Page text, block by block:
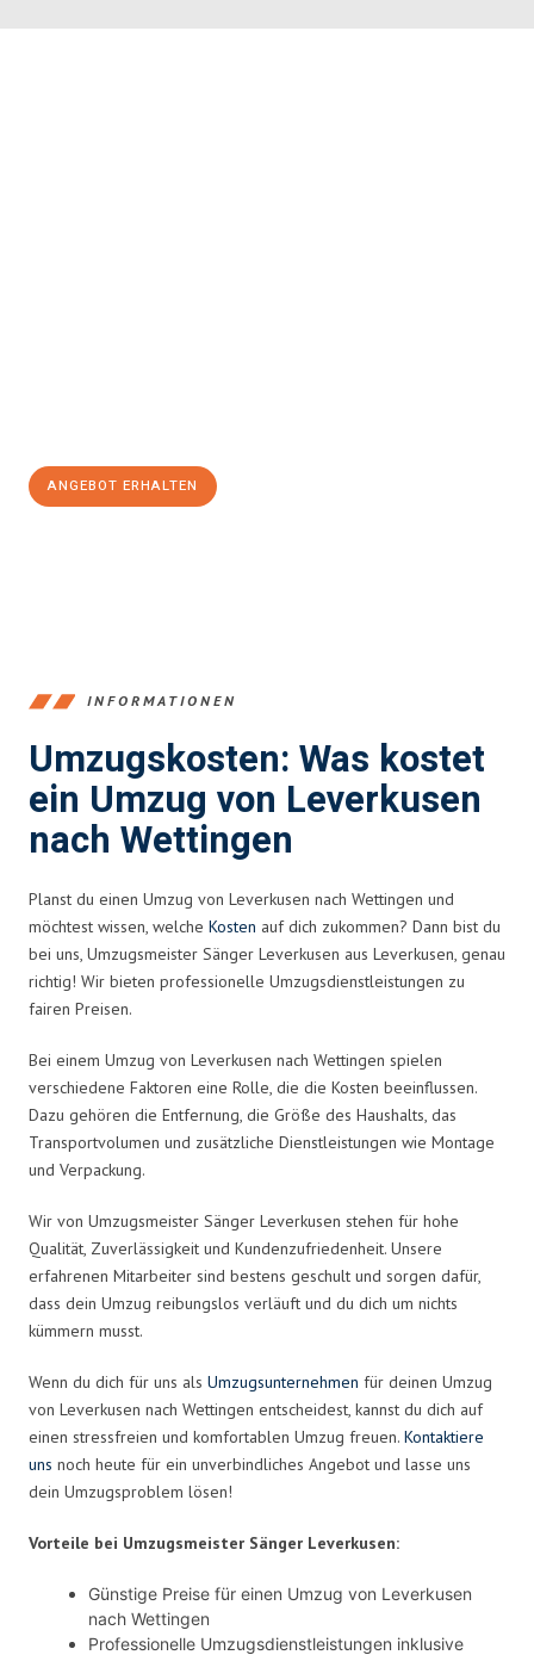
ANGEBOT ERHALTEN
INFORMATIONEN
Umzugskosten: Was kostet
ein Umzug von Leverkusen
nach Wettingen
Planst du einen Umzug von Leverkusen nach Wettingen und
möchtest wissen, welche Kosten auf dich zukommen? Dann bist du
bei uns, Umzugsmeister Sänger Leverkusen aus Leverkusen, genau
richtig! Wir bieten professionelle Umzugsdienstleistungen zu
fairen Preisen.
Bei einem Umzug von Leverkusen nach Wettingen spielen
verschiedene Faktoren eine Rolle, die die Kosten beeinflussen.
Dazu gehören die Entfernung, die Größe des Haushalts, das
Transportvolumen und zusätzliche Dienstleistungen wie Montage
und Verpackung.
Wir von Umzugsmeister Sänger Leverkusen stehen für hohe
Qualität, Zuverlässigkeit und Kundenzufriedenheit. Unsere
erfahrenen Mitarbeiter sind bestens geschult und sorgen dafür,
dass dein Umzug reibungslos verläuft und du dich um nichts
kümmern musst.
Wenn du dich für uns als Umzugsunternehmen für deinen Umzug
von Leverkusen nach Wettingen entscheidest, kannst du dich auf
einen stressfreien und komfortablen Umzug freuen. Kontaktiere
uns noch heute für ein unverbindliches Angebot und lasse uns
dein Umzugsproblem lösen!
Vorteile bei Umzugsmeister Sänger Leverkusen:
Günstige Preise für einen Umzug von Leverkusen
nach Wettingen
Professionelle Umzugsdienstleistungen inklusive